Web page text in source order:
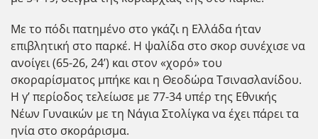
Με το πόδι πατημένο στο γκάζι η Ελλάδα ήταν
επιβλητική στο παρκέ. Η ψαλίδα στο σκορ συνέχισε να
ανοίγει (65-26, 24’) και στον «χορό» του
σκοραρίσματος μπήκε και η Θεοδώρα Τσινασλανίδου.
Η γ’ περίοδος τελείωσε με 77-34 υπέρ της Εθνικής
Νέων Γυναικών με τη Νάγια Στολίγκα να έχει πάρει τα
ηνία στο σκοράρισμα.